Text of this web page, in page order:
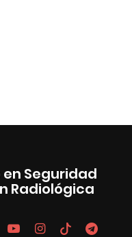
Seguridad
Radiológica